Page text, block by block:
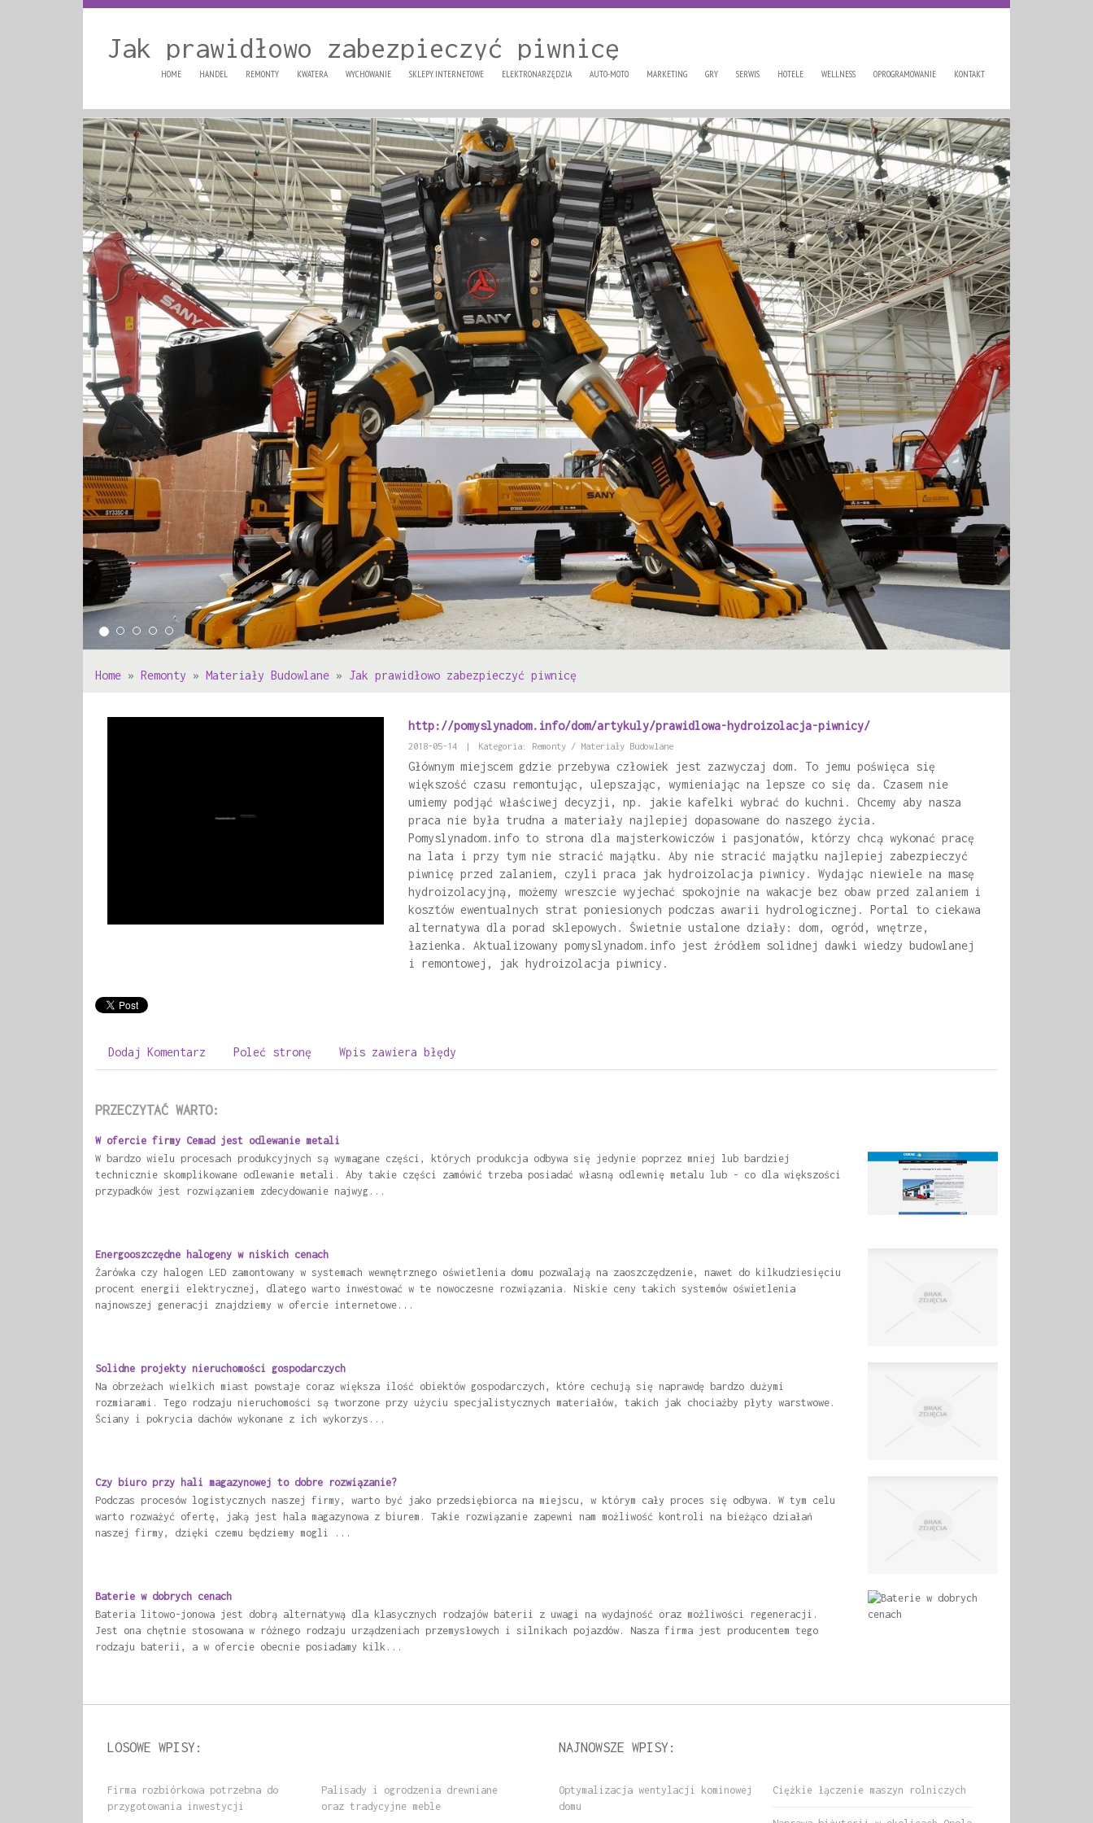
Jak prawidłowo zabezpieczyć piwnicę
HOME HANDEL REMONTY KWATERA WYCHOWANIE SKLEPY INTERNETOWE ELEKTRONARZĘDZIA AUTO-MOTO MARKETING GRY SERWIS HOTELE WELLNESS OPROGRAMOWANIE KONTAKT
Home » Remonty » Materiały Budowlane » Jak prawidłowo zabezpieczyć piwnicę
http://pomyslynadom.info/dom/artykuly/prawidlowa-hydroizolacja-piwnicy/
2018-05-14 | Kategoria: Remonty / Materiały Budowlane
Głównym miejscem gdzie przebywa człowiek jest zazwyczaj dom. To jemu poświęca się
większość czasu remontując, ulepszając, wymieniając na lepsze co się da. Czasem nie
umiemy podjąć właściwej decyzji, np. jakie kafelki wybrać do kuchni. Chcemy aby nasza
praca nie była trudna a materiały najlepiej dopasowane do naszego życia.
Pomyslynadom.info to strona dla majsterkowiczów i pasjonatów, którzy chcą wykonać pracę
na lata i przy tym nie stracić majątku. Aby nie stracić majątku najlepiej zabezpieczyć
piwnicę przed zalaniem, czyli praca jak hydroizolacja piwnicy. Wydając niewiele na masę
hydroizolacyjną, możemy wreszcie wyjechać spokojnie na wakacje bez obaw przed zalaniem i
kosztów ewentualnych strat poniesionych podczas awarii hydrologicznej. Portal to ciekawa
alternatywa dla porad sklepowych. Świetnie ustalone działy: dom, ogród, wnętrze,
łazienka. Aktualizowany pomyslynadom.info jest źródłem solidnej dawki wiedzy budowlanej
i remontowej, jak hydroizolacja piwnicy.
Dodaj Komentarz Poleć stronę Wpis zawiera błędy
PRZECZYTAĆ WARTO:
W ofercie firmy Cemad jest odlewanie metali
W bardzo wielu procesach produkcyjnych są wymagane części, których produkcja odbywa się jedynie poprzez mniej lub bardziej
technicznie skomplikowane odlewanie metali. Aby takie części zamówić trzeba posiadać własną odlewnię metalu lub - co dla większości
przypadków jest rozwiązaniem zdecydowanie najwyg...
Energooszczędne halogeny w niskich cenach
Żarówka czy halogen LED zamontowany w systemach wewnętrznego oświetlenia domu pozwalają na zaoszczędzenie, nawet do kilkudziesięciu
procent energii elektrycznej, dlatego warto inwestować w te nowoczesne rozwiązania. Niskie ceny takich systemów oświetlenia
najnowszej generacji znajdziemy w ofercie internetowe...
Solidne projekty nieruchomości gospodarczych
Na obrzeżach wielkich miast powstaje coraz większa ilość obiektów gospodarczych, które cechują się naprawdę bardzo dużymi
rozmiarami. Tego rodzaju nieruchomości są tworzone przy użyciu specjalistycznych materiałów, takich jak chociażby płyty warstwowe.
Ściany i pokrycia dachów wykonane z ich wykorzys...
Czy biuro przy hali magazynowej to dobre rozwiązanie?
Podczas procesów logistycznych naszej firmy, warto być jako przedsiębiorca na miejscu, w którym cały proces się odbywa. W tym celu
warto rozważyć ofertę, jaką jest hala magazynowa z biurem. Takie rozwiązanie zapewni nam możliwość kontroli na bieżąco działań
naszej firmy, dzięki czemu będziemy mogli ...
Baterie w dobrych cenach
Bateria litowo-jonowa jest dobrą alternatywą dla klasycznych rodzajów baterii z uwagi na wydajność oraz możliwości regeneracji.
Jest ona chętnie stosowana w różnego rodzaju urządzeniach przemysłowych i silnikach pojazdów. Nasza firma jest producentem tego
rodzaju baterii, a w ofercie obecnie posiadamy kilk...
LOSOWE WPISY:
Palisady i ogrodzenia drewniane
oraz tradycyjne meble
Firma rozbiórkowa potrzebna do
przygotowania inwestycji
NAJNOWSZE WPISY:
Ciężkie łączenie maszyn rolniczych
Optymalizacja wentylacji kominowej
domu